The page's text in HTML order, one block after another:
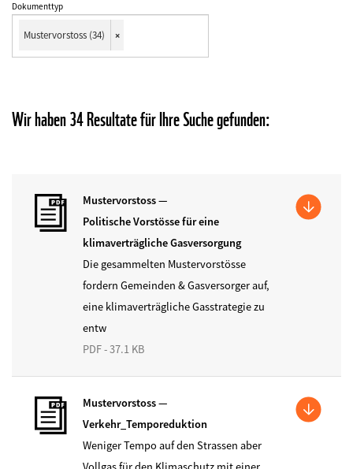
Dokumenttyp
Mustervorstoss (34) ×
Wir haben 34 Resultate für Ihre Suche gefunden:
Mustervorstoss —
Politische Vorstösse für eine
klimaverträgliche Gasversorgung
Die gesammelten Mustervorstösse
fordern Gemeinden & Gasversorger auf,
eine klimaverträgliche Gasstrategie zu
entw
PDF - 37.1 KB
Mustervorstoss —
Verkehr_Temporeduktion
Weniger Tempo auf den Strassen aber